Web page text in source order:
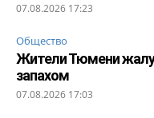
07.08.2026 17:23
Общество
Жители Тюмени
запахом
07.08.2026 17:03